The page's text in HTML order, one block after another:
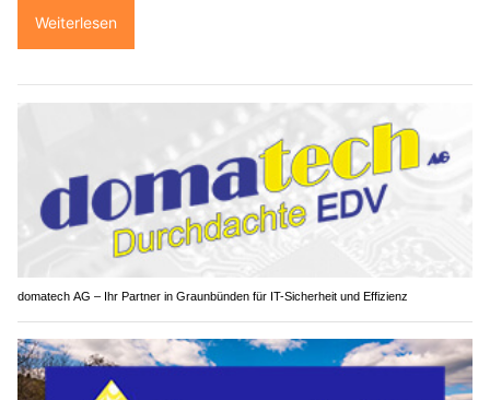
Weiterlesen
domatech AG – Ihr Partner in Graunbünden für IT-Sicherheit und Effizienz